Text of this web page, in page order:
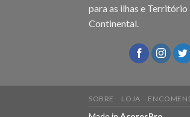
para as ilhas e Território
Continental.
SOBRE LOJA